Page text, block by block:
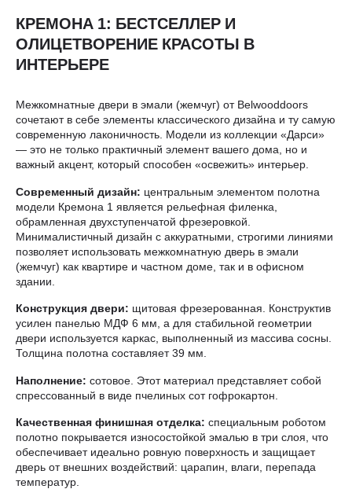
КРЕМОНА 1: БЕСТСЕЛЛЕР И
ОЛИЦЕТВОРЕНИЕ КРАСОТЫ В
ИНТЕРЬЕРЕ
Межкомнатные двери в эмали (жемчуг) от Belwooddoors
сочетают в себе элементы классического дизайна и ту самую
современную лаконичность. Модели из коллекции «Дарси»
— это не только практичный элемент вашего дома, но и
важный акцент, который способен «освежить» интерьер.
Современный дизайн: центральным элементом полотна
модели Кремона 1 является рельефная филенка,
обрамленная двухступенчатой фрезеровкой.
Минималистичный дизайн с аккуратными, строгими линиями
позволяет использовать межкомнатную дверь в эмали
(жемчуг) как квартире и частном доме, так и в офисном
здании.
Конструкция двери: щитовая фрезерованная. Конструктив
усилен панелью МДФ 6 мм, а для стабильной геометрии
двери используется каркас, выполненный из массива сосны.
Толщина полотна составляет 39 мм.
Наполнение: сотовое. Этот материал представляет собой
спрессованный в виде пчелиных сот гофрокартон.
Качественная финишная отделка: специальным роботом
полотно покрывается износостойкой эмалью в три слоя, что
обеспечивает идеально ровную поверхность и защищает
дверь от внешних воздействий: царапин, влаги, перепада
температур.